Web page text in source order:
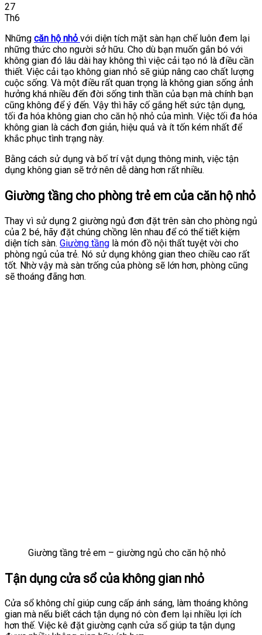
27
Th6
Những căn hộ nhỏ với diện tích mặt sàn hạn chế luôn đem lại
những thức cho người sở hữu. Cho dù bạn muốn gắn bó với
không gian đó lâu dài hay không thì việc cải tạo nó là điều cần
thiết. Việc cải tạo không gian nhỏ sẽ giúp nâng cao chất lượng
cuộc sống. Và một điều rất quan trọng là không gian sống ảnh
hưởng khá nhiều đến đời sống tinh thần của bạn mà chính bạn
cũng không để ý đến. Vậy thì hãy cố gắng hết sức tận dụng,
tối đa hóa không gian cho căn hộ nhỏ của mình. Việc tối đa hóa
không gian là cách đơn giản, hiệu quả và ít tốn kém nhất để
khắc phục tình trạng này.
Bằng cách sử dụng và bố trí vật dụng thông minh, việc tận
dụng không gian sẽ trở nên dễ dàng hơn rất nhiều.
Giường tầng cho phòng trẻ em của căn hộ nhỏ
Thay vì sử dụng 2 giường ngủ đơn đặt trên sàn cho phòng ngủ
của 2 bé, hãy đặt chúng chồng lên nhau để có thể tiết kiệm
diện tích sàn. Giường tầng là món đồ nội thất tuyệt vời cho
phòng ngủ của trẻ. Nó sử dụng không gian theo chiều cao rất
tốt. Nhờ vậy mà sàn trống của phòng sẽ lớn hơn, phòng cũng
sẽ thoáng đãng hơn.
Giường tầng trẻ em – giường ngủ cho căn hộ nhỏ
Tận dụng cửa sổ của không gian nhỏ
Cửa sổ không chỉ giúp cung cấp ánh sáng, làm thoáng không
gian mà nếu biết cách tận dụng nó còn đem lại nhiều lợi ích
hơn thế. Việc kê đặt giường cạnh cửa sổ giúp ta tận dụng